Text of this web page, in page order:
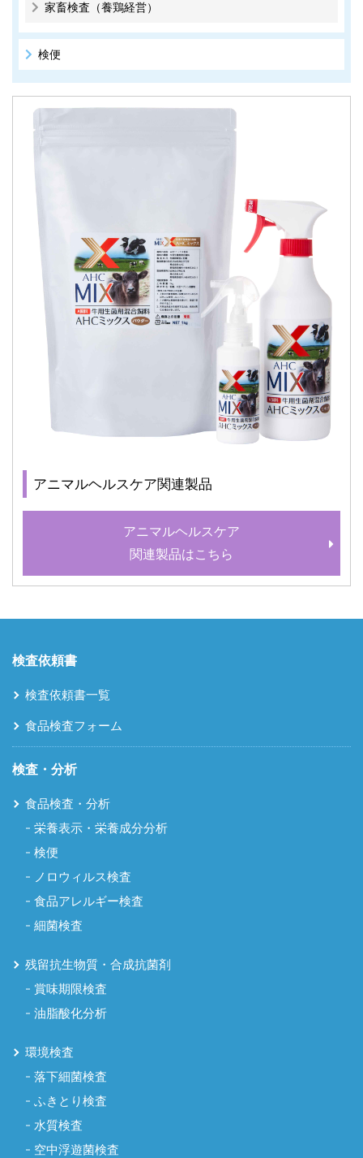
家畜検査（養鶏経営）
検便
アニマルヘルスケア関連製品
アニマルヘルスケア
関連製品はこちら
検査依頼書
検査依頼書一覧
食品検査フォーム
検査・分析
食品検査・分析
栄養表示・栄養成分分析
検便
ノロウィルス検査
食品アレルギー検査
細菌検査
残留抗生物質・合成抗菌剤
賞味期限検査
油脂酸化分析
環境検査
落下細菌検査
ふきとり検査
水質検査
空中浮遊菌検査